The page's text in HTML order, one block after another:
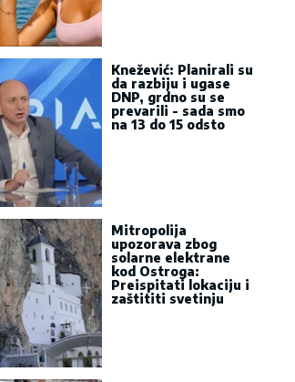
Knežević: Planirali su
da razbiju i ugase
DNP, grdno su se
prevarili - sada smo
na 13 do 15 odsto
Mitropolija
upozorava zbog
solarne elektrane
kod Ostroga:
Preispitati lokaciju i
zaštititi svetinju